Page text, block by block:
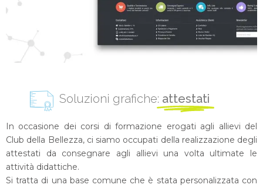
Soluzioni grafiche: attestati
In occasione dei corsi di formazione erogati agli allievi del
Club della Bellezza, ci siamo occupati della realizzazione degli
attestati da consegnare agli allievi una volta ultimate le
attività didattiche.
Si tratta di una base comune che è stata personalizzata con